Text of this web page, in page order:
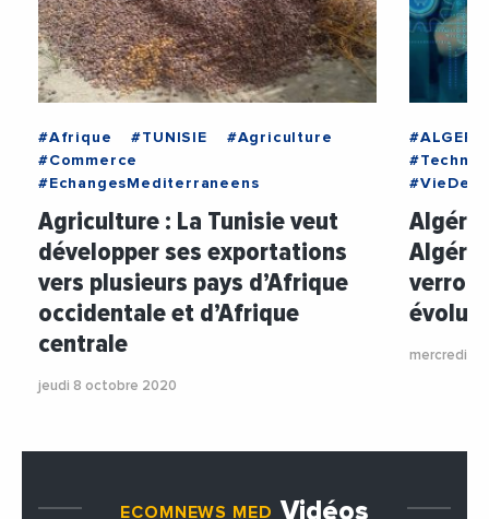
#Afrique #TUNISIE
#Agriculture
#Commerce
#EchangesMediterraneens
Agriculture : La Tunisie veut
développer ses exportations
vers plusieurs pays d’Afrique
occidentale et d’Afrique
centrale
jeudi 8 octobre 2020
#ALGERIE
mercredi 13
ECOMNEWS MED Vidéos